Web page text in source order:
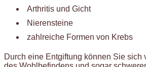
Arthritis und Gicht
Nierensteine
zahlreiche Formen von Krebs
Durch eine Entgiftung können Sie sich